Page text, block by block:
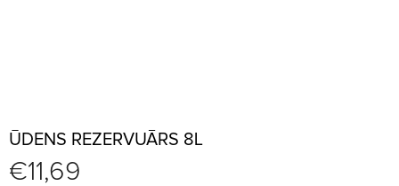
ŪDENS REZERVUĀRS 8L
€11,69